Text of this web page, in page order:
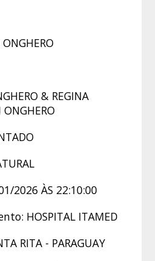
& REGINA
2026 ÀS 22:10:00
HOSPITAL ITAMED
RITA - PARAGUAY